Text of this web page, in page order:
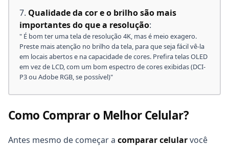
Qualidade da cor e o brilho são mais
importantes do que a resolução:
" É bom ter uma tela de resolução 4K, mas é meio exagero.
Preste mais atenção no brilho da tela, para que seja fácil vê-la
em locais abertos e na capacidade de cores. Prefira telas OLED
em vez de LCD, com um bom espectro de cores exibidas (DCI-
P3 ou Adobe RGB, se possível)"
Como Comprar o Melhor Celular?
Antes mesmo de começar a comparar celularvocê